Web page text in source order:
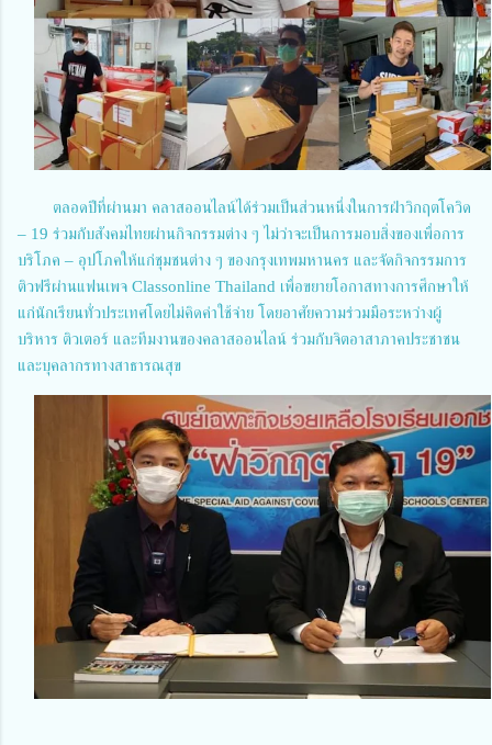
ตลอดปีที่ผ่านมา คลาสออนไลน์ได้ร่วมเป็นส่วนหนึ่งในการฝ่าวิกฤตโควิด
– 19 ร่วมกับสังคมไทยผ่านกิจกรรมต่าง ๆ ไม่ว่าจะเป็นการมอบสิ่งของเพื่อการ
บริโภค – อุปโภคให้แก่ชุมชนต่าง ๆ ของกรุงเทพมหานคร และจัดกิจกรรมการ
ติวฟรีผ่านแฟนเพจ Classonline Thailand เพื่อขยายโอกาสทางการศึกษาให้
แก่นักเรียนทั่วประเทศโดยไม่คิดค่าใช้จ่าย โดยอาศัยความร่วมมือระหว่างผู้
บริหาร ติวเตอร์ และทีมงานของคลาสออนไลน์ ร่วมกับจิตอาสาภาคประชาชน
และบุคลากรทางสาธารณสุข